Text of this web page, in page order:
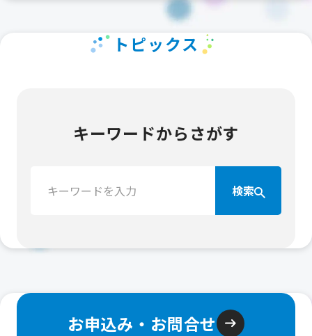
トピックス
キーワードからさがす
索：
検索
お申込み・お問合せ